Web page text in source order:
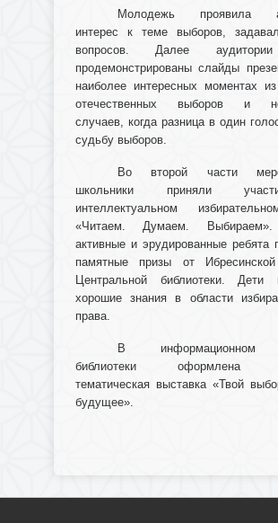
Молодежь проявила
интерес к теме выборов,
вопросов. Далее
продемонстрированы слайды
наиболее интересных моментах
отечественных выборов и
случаев, когда разница в один
судьбу выборов.
Во второй части
школьники приняли
интеллектуальном
«Читаем. Думаем.
активные и эрудированные ребята
памятные призы от
Центральной библиотеки. Дети
хорошие знания в области
права.
В информационном
библиотеки оформлена
тематическая выставка «Твой
будущее».